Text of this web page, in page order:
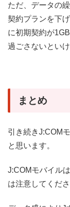
ただ、データの
契約プランを下
に初期契約が
過ごさないとい
まとめ
引き続きJ:COM
と思います。
J:COMモバイル
は注意してくださ